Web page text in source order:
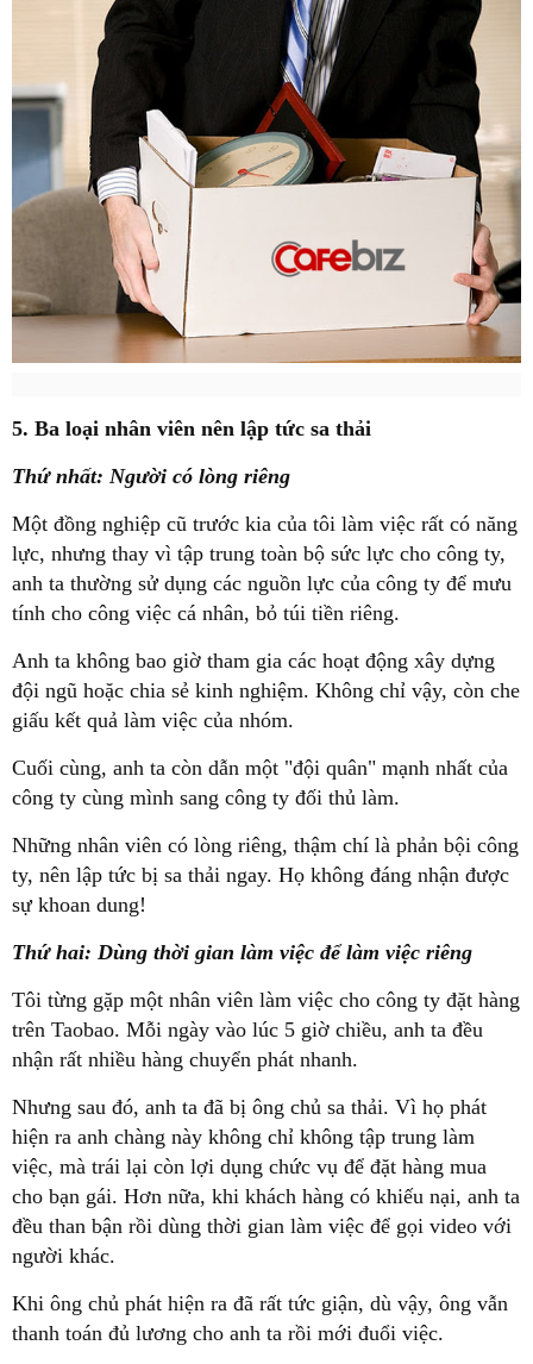
5. Ba loại nhân viên nên lập tức sa thải
Thứ nhất: Người có lòng riêng
Một đồng nghiệp cũ trước kia của tôi làm việc rất có năng
lực, nhưng thay vì tập trung toàn bộ sức lực cho công ty,
anh ta thường sử dụng các nguồn lực của công ty để mưu
tính cho công việc cá nhân, bỏ túi tiền riêng.
Anh ta không bao giờ tham gia các hoạt động xây dựng
đội ngũ hoặc chia sẻ kinh nghiệm. Không chỉ vậy, còn che
giấu kết quả làm việc của nhóm.
Cuối cùng, anh ta còn dẫn một "đội quân" mạnh nhất của
công ty cùng mình sang công ty đối thủ làm.
Những nhân viên có lòng riêng, thậm chí là phản bội công
ty, nên lập tức bị sa thải ngay. Họ không đáng nhận được
sự khoan dung!
Thứ hai: Dùng thời gian làm việc để làm việc riêng
Tôi từng gặp một nhân viên làm việc cho công ty đặt hàng
trên Taobao. Mỗi ngày vào lúc 5 giờ chiều, anh ta đều
nhận rất nhiều hàng chuyển phát nhanh.
Nhưng sau đó, anh ta đã bị ông chủ sa thải. Vì họ phát
hiện ra anh chàng này không chỉ không tập trung làm
việc, mà trái lại còn lợi dụng chức vụ để đặt hàng mua
cho bạn gái. Hơn nữa, khi khách hàng có khiếu nại, anh ta
đều than bận rồi dùng thời gian làm việc để gọi video với
người khác.
Khi ông chủ phát hiện ra đã rất tức giận, dù vậy, ông vẫn
thanh toán đủ lương cho anh ta rồi mới đuổi việc.